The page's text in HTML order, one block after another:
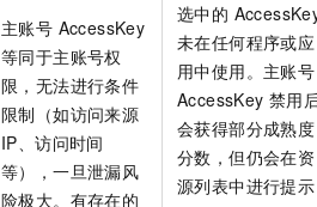
主账号 AccessKey
等同于主账号权
限，无法进行条件
限制（如访问来源
IP、访问时间
等），一旦泄漏风
险极大。有存在的
选中的
未在任何程序或应
用中使用。主账号
AccessKey 禁用
会获得部分成熟度
分数，但仍会在资
源列表中进行提示